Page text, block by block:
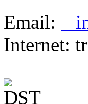
Email:
Internet: